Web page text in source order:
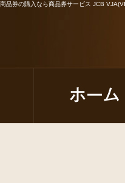
商品券の購入なら商品券サービス JCB